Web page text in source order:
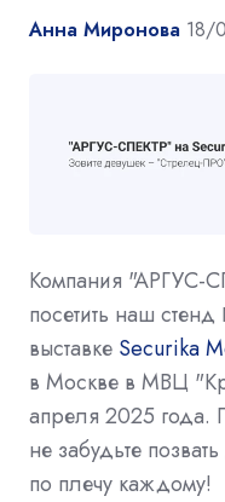
Анна Миронова 18/
Компания "АРГУС-
посетить наш
выставке Securika
в Москве в МВЦ
апреля 2025 года.
не забудьте
по плечу каждому!